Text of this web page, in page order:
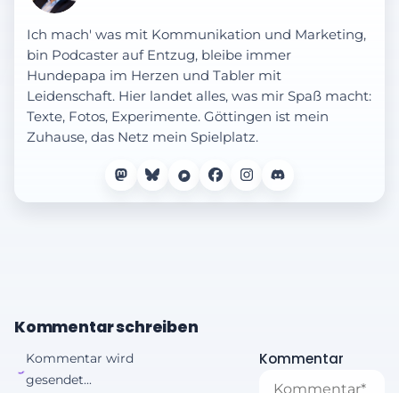
Ich mach' was mit Kommunikation und Marketing,
bin Podcaster auf Entzug, bleibe immer
Hundepapa im Herzen und Tabler mit
Leidenschaft. Hier landet alles, was mir Spaß macht:
Texte, Fotos, Experimente. Göttingen ist mein
Zuhause, das Netz mein Spielplatz.
Kommentar schreiben
Kommentar wird
gesendet...
Kommentar